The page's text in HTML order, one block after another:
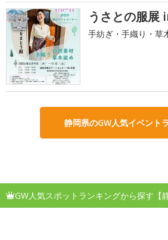
2 うさとの服展
手紡ぎ・手織り・草
静岡県のGW人気イベント
GW人気スポットランキングから探す【